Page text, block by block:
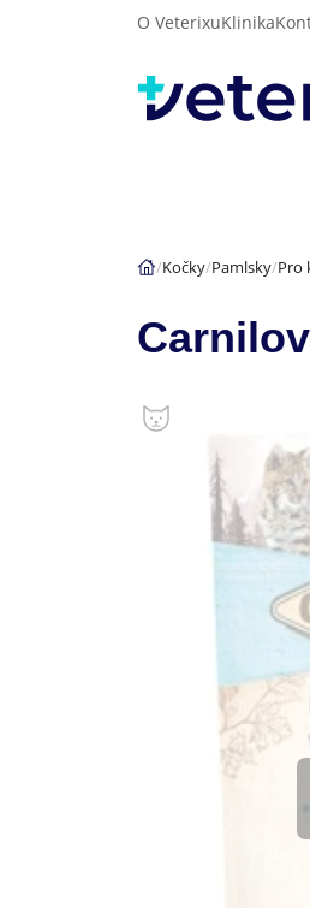
O VeterixuKlinika
Kočky Pamlsky Pro